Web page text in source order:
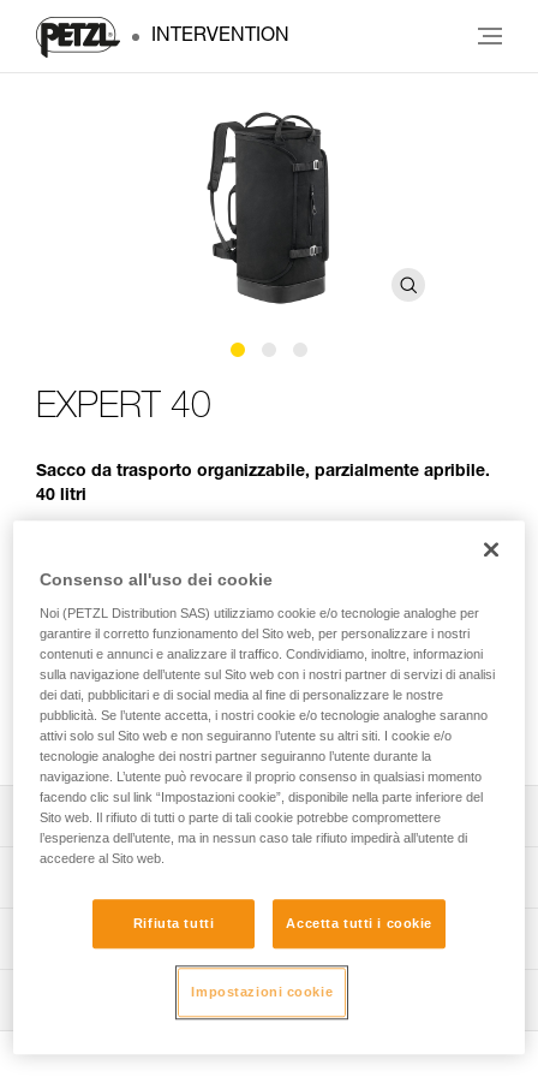
INTERVENTION
EXPERT 40
Sacco da trasporto organizzabile, parzialmente apribile.
40 litri
diversi formati e i portamateriali vi consentono di organizzare
e assicurare l’attrezzatura. Le due opzioni di apertura vi
consentono di accedere rapidamente e facilmente a tutto
quello di cui avete bisogno. La costruzione robusta, con
tessuto tech TPU, fondo saldato e tessuto rinforzato, ne fa
un sacco progettato per gli utilizzi intensivi.
Descrizione
Comfort ed ergonomia di utilizzo:
e dello schienale,
regolabili per adattarsi al meglio alla vostra morfologia,
- la fettuccia ventrale può essere riposta nella parte bassa
dello schienale quando non viene utilizzata,
Capacità: 40 litri
Dimensioni: 62 x 31 x 21 cm cm
Consenso all'uso dei cookie
Noi (PETZL Distribution SAS) utilizziamo cookie e/o tecnologie analoghe per
garantire il corretto funzionamento del Sito web, per personalizzare i nostri
contenuti e annunci e analizzare il traffico. Condividiamo, inoltre, informazioni
sulla navigazione dell’utente sul Sito web con i nostri partner di servizi di analisi
dei dati, pubblicitari e di social media al fine di personalizzare le nostre
pubblicità. Se l’utente accetta, i nostri cookie e/o tecnologie analoghe saranno
attivi solo sul Sito web e non seguiranno l’utente su altri siti. I cookie e/o
tecnologie analoghe dei nostri partner seguiranno l’utente durante la
navigazione. L’utente può revocare il proprio consenso in qualsiasi momento
facendo clic sul link “Impostazioni cookie”, disponibile nella parte inferiore del
Sito web. Il rifiuto di tutti o parte di tali cookie potrebbe compromettere
l’esperienza dell’utente, ma in nessun caso tale rifiuto impedirà all’utente di
accedere al Sito web.
Rifiuta tutti Accetta tutti i cookie
Impostazioni cookie